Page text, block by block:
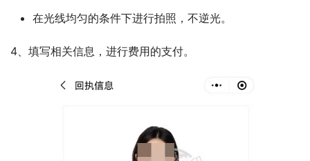
在光线均匀的条件下进行拍照，不逆光。
4、填写相关信息，进行费用的支付。